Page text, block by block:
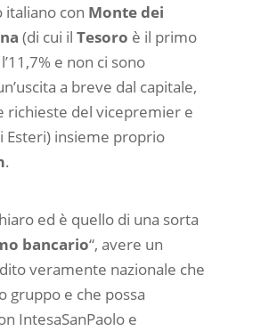
italiano con Monte dei
(di cui il Tesoro è il primo
e non ci sono
a breve dal capitale,
richieste del vicepremier e
Esteri) insieme proprio
.
ed è quello di una sorta
bancario“, avere un
veramente nazionale che
gruppo e che possa
IntesaSanPaolo e